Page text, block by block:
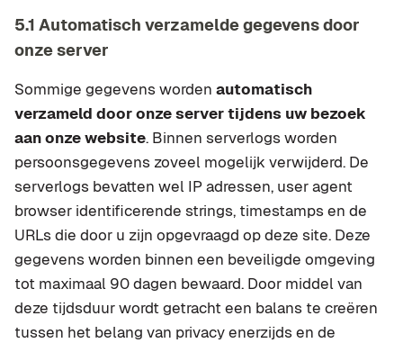
5.1 Automatisch verzamelde gegevens door
onze server
Sommige gegevens worden automatisch
verzameld door onze server tijdens uw bezoek
aan onze website. Binnen serverlogs worden
persoonsgegevens zoveel mogelijk verwijderd. De
serverlogs bevatten wel IP adressen, user agent
browser identificerende strings, timestamps en de
URLs die door u zijn opgevraagd op deze site. Deze
gegevens worden binnen een beveiligde omgeving
tot maximaal 90 dagen bewaard. Door middel van
deze tijdsduur wordt getracht een balans te creëren
tussen het belang van privacy enerzijds en de